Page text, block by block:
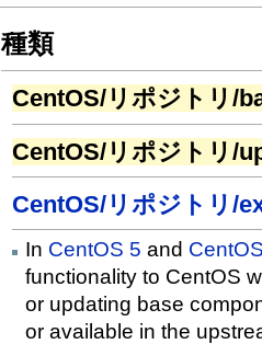
種類
CentOS/リポジトリ/
CentOS/リポジトリ/
CentOS/リポジトリ/
In CentOS 5 and
functionality to CentOS
or updating base
or available in the